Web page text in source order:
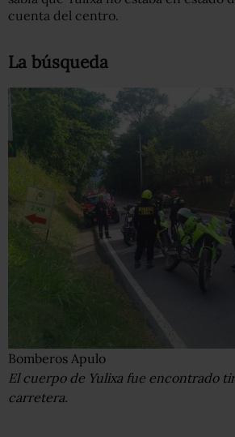
cuenta del centro.
La búsqueda
Bomberos Apulo
El cuerpo de Yulixa fue encontrado
carretera.